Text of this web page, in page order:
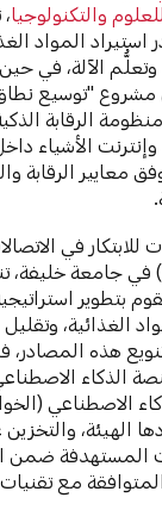
والتكنولوجيا،
المواد
وتعلُّم الآلة، في حين
مشروع "توسيع
الرقابة
وإنترنت الأشياء
معايير الرقابة
للابتكار في
في جامعة خليفة،
بتطوير
الغذائية، وتقليل
هذه المصادر،
منصة الذكاء
الاصطناعي
الهيئة، والتخزين
المستهدفة ضمن
مع